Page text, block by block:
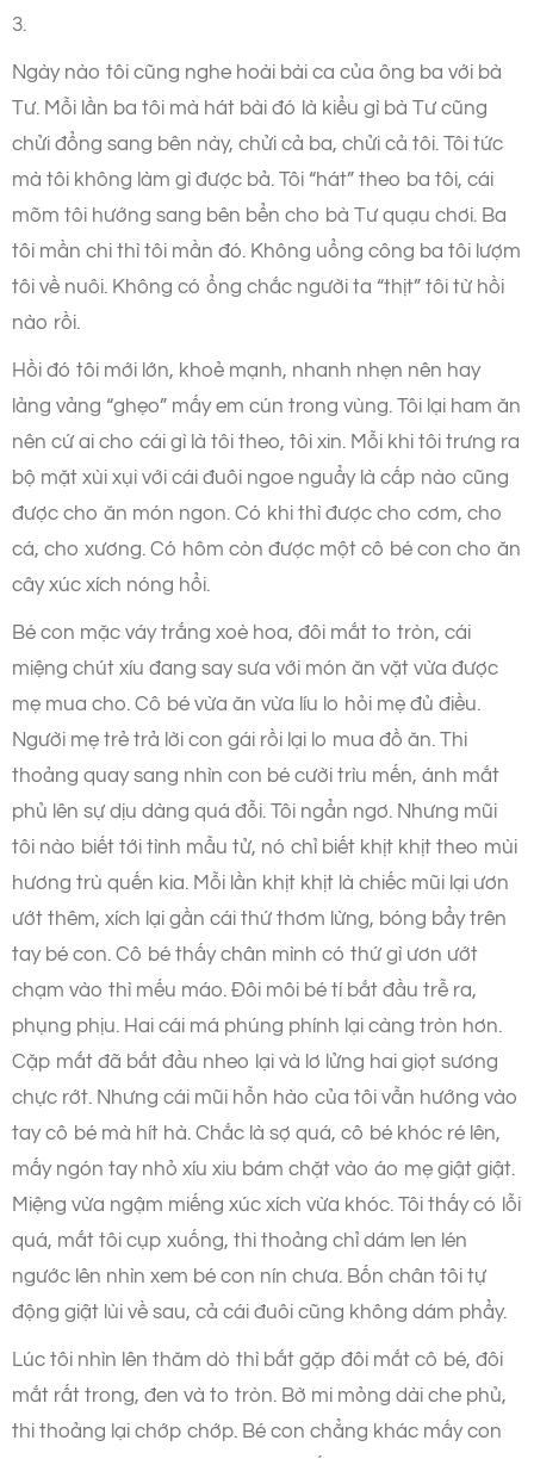
3.
Ngày nào tôi cũng nghe hoài bài ca của ông ba với bà
Tư. Mỗi lần ba tôi mà hát bài đó là kiểu gì bà Tư cũng
chửi đổng sang bên này, chửi cả ba, chửi cả tôi. Tôi tức
mà tôi không làm gì được bả. Tôi “hát” theo ba tôi, cái
mõm tôi hướng sang bên bển cho bà Tư quạu chơi. Ba
tôi mần chi thì tôi mần đó. Không uổng công ba tôi lượm
tôi về nuôi. Không có ổng chắc người ta “thịt” tôi từ hồi
nào rồi.
Hồi đó tôi mới lớn, khoẻ mạnh, nhanh nhẹn nên hay
lảng vảng “ghẹo” mấy em cún trong vùng. Tôi lại ham ăn
nên cứ ai cho cái gì là tôi theo, tôi xin. Mỗi khi tôi trưng ra
bộ mặt xùi xụi với cái đuôi ngoe nguẩy là cấp nào cũng
được cho ăn món ngon. Có khi thì được cho cơm, cho
cá, cho xương. Có hôm còn được một cô bé con cho ăn
cây xúc xích nóng hổi.
Bé con mặc váy trắng xoè hoa, đôi mắt to tròn, cái
miệng chút xíu đang say sưa với món ăn vặt vừa được
mẹ mua cho. Cô bé vừa ăn vừa líu lo hỏi mẹ đủ điều.
Người mẹ trẻ trả lời con gái rồi lại lo mua đồ ăn. Thi
thoảng quay sang nhìn con bé cười trìu mến, ánh mắt
phủ lên sự dịu dàng quá đỗi. Tôi ngẩn ngơ. Nhưng mũi
tôi nào biết tới tình mẫu tử, nó chỉ biết khịt khịt theo mùi
hương trù quến kia. Mỗi lần khịt khịt là chiếc mũi lại ươn
ướt thêm, xích lại gần cái thứ thơm lừng, bóng bẩy trên
tay bé con. Cô bé thấy chân mình có thứ gì ươn ướt
chạm vào thì mếu máo. Đôi môi bé tí bắt đầu trễ ra,
phụng phịu. Hai cái má phúng phính lại càng tròn hơn.
Cặp mắt đã bắt đầu nheo lại và lơ lửng hai giọt sương
chực rớt. Nhưng cái mũi hỗn hào của tôi vẫn hướng vào
tay cô bé mà hít hà. Chắc là sợ quá, cô bé khóc ré lên,
mấy ngón tay nhỏ xíu xiu bám chặt vào áo mẹ giật giật.
Miệng vừa ngậm miếng xúc xích vừa khóc. Tôi thấy có lỗi
quá, mắt tôi cụp xuống, thi thoảng chỉ dám len lén
ngước lên nhìn xem bé con nín chưa. Bốn chân tôi tự
động giật lùi về sau, cả cái đuôi cũng không dám phẩy.
Lúc tôi nhìn lên thăm dò thì bắt gặp đôi mắt cô bé, đôi
mắt rất trong, đen và to tròn. Bờ mi mỏng dài che phủ,
thi thoảng lại chớp chớp. Bé con chẳng khác mấy con